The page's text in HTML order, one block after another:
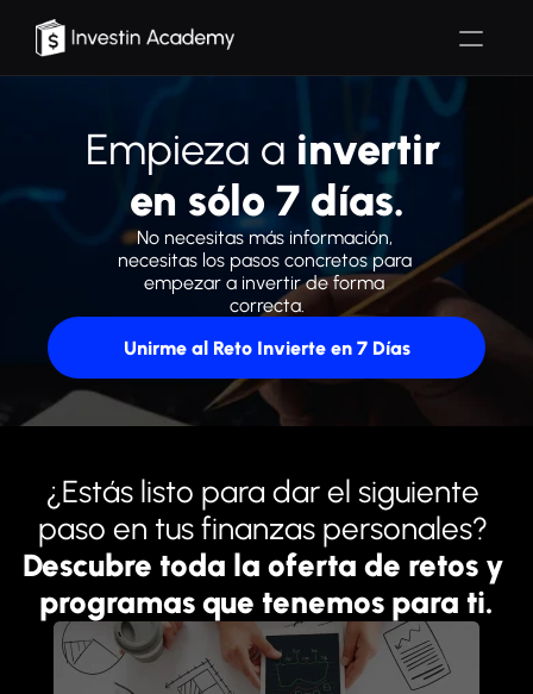
Inicio
Nosotros
Herramientas
Programas
Contacto
Empieza a invertir
en sólo 7 días.
No necesitas más información,
necesitas los pasos concretos para
empezar a invertir de forma
correcta.
Unirme al Reto Invierte en 7 Días
¿Estás listo para dar el siguiente
paso en tus finanzas personales?
Descubre toda la oferta de retos y
programas que tenemos para ti.